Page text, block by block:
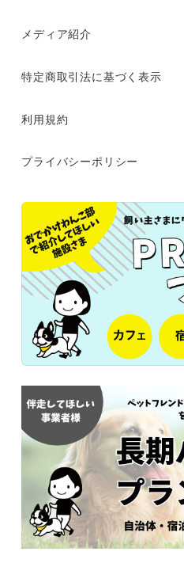
メディア紹介
特定商取引法に基づく表示
利用規約
プライバシーポリシー